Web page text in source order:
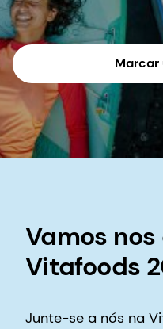
Marcar
Vamos
Vitafoods
Junte-se a nós na